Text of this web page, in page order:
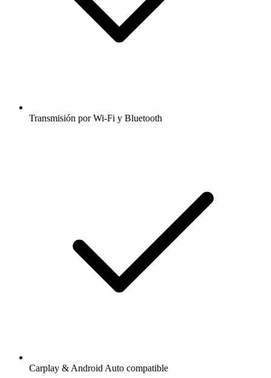
Transmisión por Wi-Fi y Bluetooth
Carplay & Android Auto compatible